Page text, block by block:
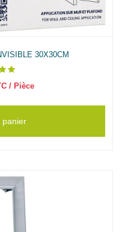
30X30CM
/ Pièce
panier